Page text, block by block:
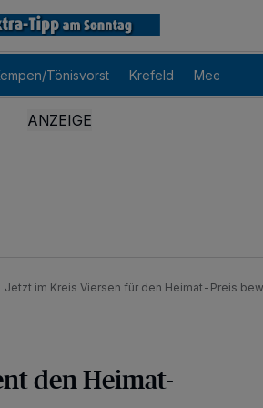
Tönisvorst Krefeld Meerbusch
Jetzt im Kreis Viersen für den Heimat-Preis
den Heimat-